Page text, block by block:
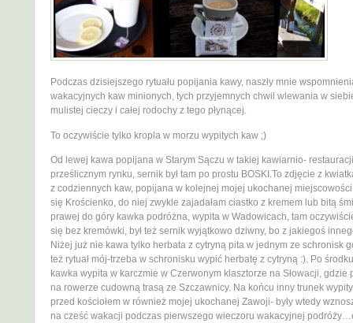
Podczas dzisiejszego rytuału popijania kawy, naszły mnie
wakacyjnych kaw minionych, tych przyjemnych chwil wlewania w
mulistej cieczy i całej rodochy z tego płynącej.
To oczywiście tylko kropla w morzu wypitych kaw ;)
Od lewej kawa popijana w Starym Sączu w takiej kawiarnio-
prześlicznym rynku, sernik był tam po prostu BOSKI.To zdjęcie z
z codziennych kaw, popijana w kolejnej mojej ukochanej miejscowości
się Krościenko, do niej zwykle zajadałam ciastko z kremem lub bitą
prawej do góry kawka podróżna, wypita w Wadowicach, tam
się bez kremówki, był też sernik wyjątkowo dziwny, bo z jakiegoś
Niżej już nie kawa tylko herbata z cytryną pita w jednym ze schronisk
też rytuał mój-trzeba w schronisku wypić herbatę z cytryną :). Po
kawka wypita w karczmie w Czerwonym klasztorze na Słowacji, gdzie
na rowerze cudowną trasą ze Szczawnicy. Na końcu inny trunek
przed kościołem w również mojej ukochanej Zawoji- były wtedy
na cześć wakacji podczas pierwszego wieczoru wakacyjnej